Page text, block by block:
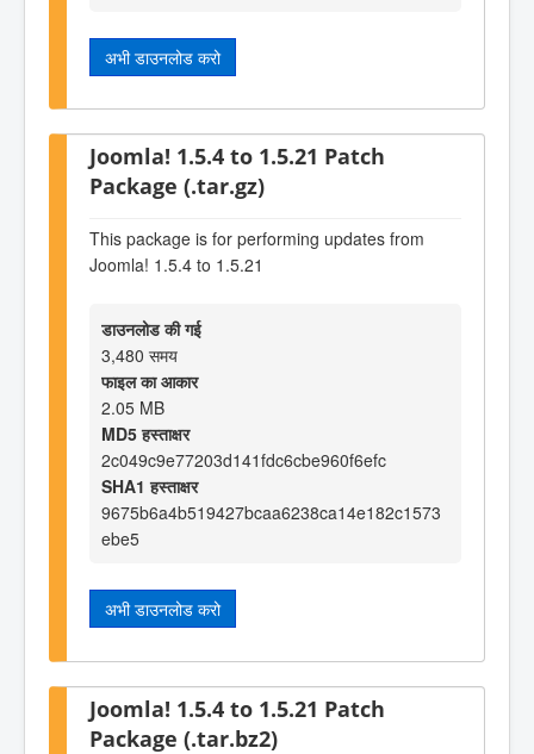
अभी डाउनलोड करो
Joomla! 1.5.4 to 1.5.21 Patch
Package (.tar.gz)
This package is for performing updates from
Joomla! 1.5.4 to 1.5.21
डाउनलोड की गई
3,480 समय
फाइल का आकार
2.05 MB
MD5 हस्ताक्षर
2c049c9e77203d141fdc6cbe960f6efc
SHA1 हस्ताक्षर
9675b6a4b519427bcaa6238ca14e182c1573
ebe5
अभी डाउनलोड करो
Joomla! 1.5.4 to 1.5.21 Patch
Package (.tar.bz2)